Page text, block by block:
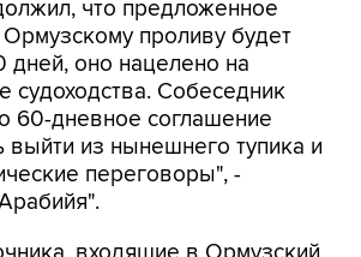
что предложенное
проливу будет
дней, оно нацелено на
судоходства. Собеседник
60-дневное соглашение
из нынешнего тупика и
переговоры", -